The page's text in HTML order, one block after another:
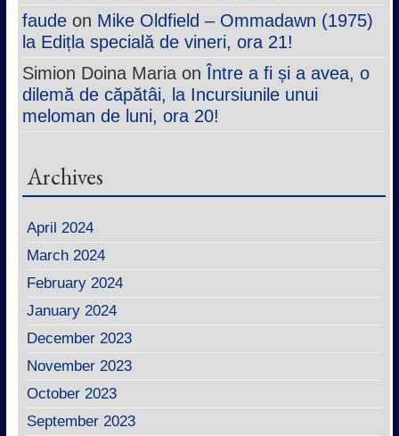
faudeon Mike Oldfield – Ommadawn (1975)
la Edițla specială de vineri, ora 21!
Simion Doina MariaonÎntre a fi și a avea, o
dilemă de căpătâi, la Incursiunile unui
meloman de luni, ora 20!
Archives
April 2024
March 2024
February 2024
January 2024
December 2023
November 2023
October 2023
September 2023